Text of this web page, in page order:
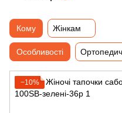
Кому Жінкам
Особливості
−10%